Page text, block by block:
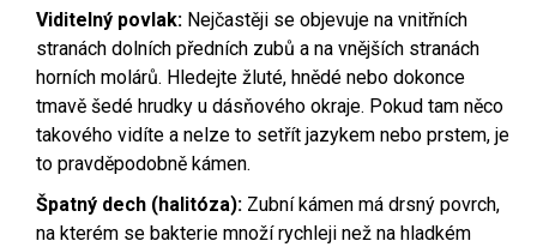
Viditelný povlak: Nejčastěji se objevuje na vnitřních
stranách dolních předních zubů a na vnějších stranách
horních molárů. Hledejte žluté, hnědé nebo dokonce
tmavě šedé hrudky u dásňového okraje. Pokud tam něco
takového vidíte a nelze to setřít jazykem nebo prstem, je
to pravděpodobně kámen.
Špatný dech (halitóza): Zubní kámen má drsný povrch,
na kterém se bakterie množí rychleji než na hladkém